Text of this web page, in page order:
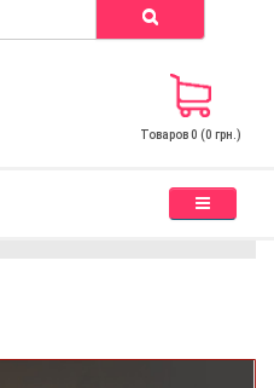
Товаров 0 (0 грн.)